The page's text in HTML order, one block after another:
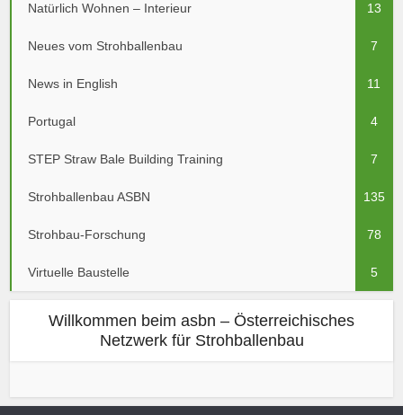
Natürlich Wohnen – Interieur 13
Neues vom Strohballenbau 7
News in English 11
Portugal 4
STEP Straw Bale Building Training 7
Strohballenbau ASBN 135
Strohbau-Forschung 78
Virtuelle Baustelle 5
Willkommen beim asbn – Österreichisches
Netzwerk für Strohballenbau